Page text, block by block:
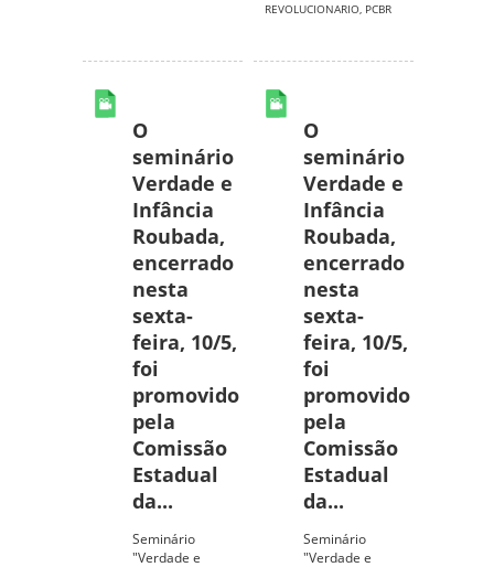
REVOLUCIONARIO, PCBR
O
seminário
Verdade e
Infância
Roubada,
encerrado
nesta
sexta-
feira, 10/5,
foi
promovido
pela
Comissão
Estadual
da...
Seminário
"Verdade e
O
seminário
Verdade e
Infância
Roubada,
encerrado
nesta
sexta-
feira, 10/5,
foi
promovido
pela
Comissão
Estadual
da...
Seminário
"Verdade e